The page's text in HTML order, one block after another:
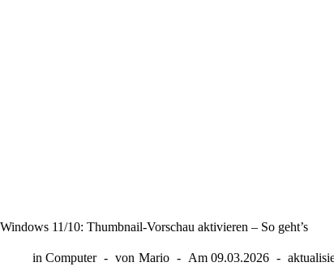
Windows 11/10: Thumbnail-Vorschau aktivieren – So geht’s
in Computer von Mario Am 09.03.2026